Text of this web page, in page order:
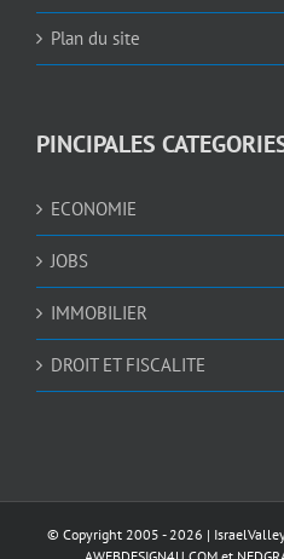
Plan du site
PINCIPALES
ECONOMIE
JOBS
IMMOBILIER
DROIT ET FISCALITE
© Copyright 2005 -2026 |